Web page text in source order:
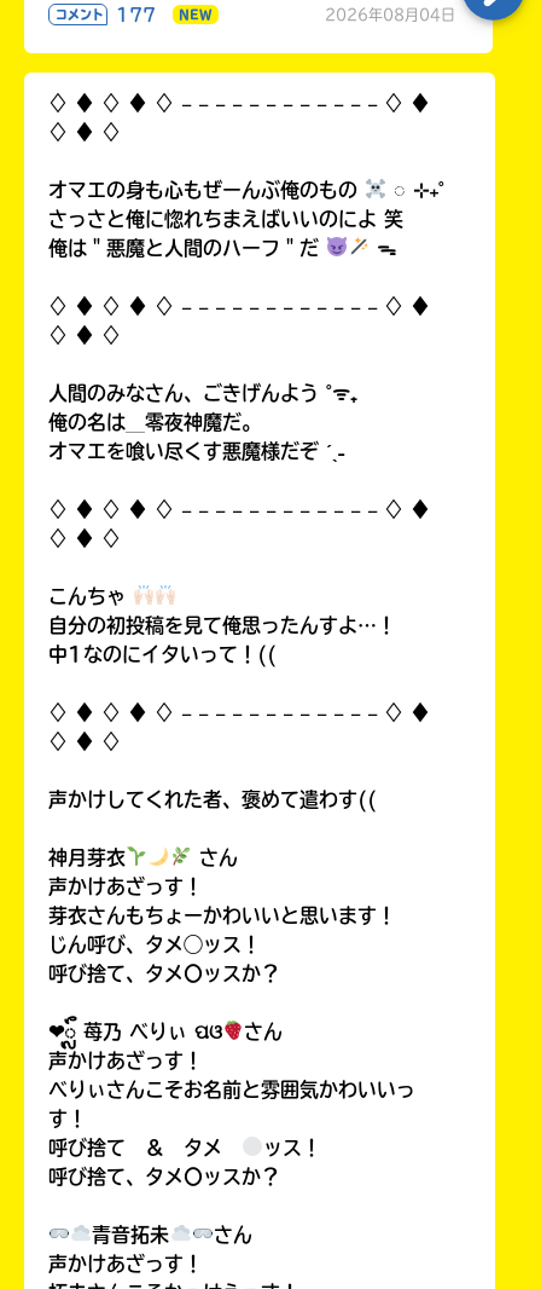
コメント 177 NEW 2026年08月04日
♢ ♦︎ ♢ ♦︎ ♢ 𓐄 𓐄 𓐄 𓐄 𓐄 𓐄 𓐄 𓐄 𓐄 𓐄 𓐄 𓐄 ♢ ♦︎
♢ ♦︎ ♢
オマエの身も心もぜーんぶ俺のもの
◌ ⊹₊˚
さっさと俺に惚れちまえばいいのによ 笑
俺は＂悪魔と人間のハーフ＂だ
ᯓ
♢ ♦︎ ♢ ♦︎ ♢ 𓐄 𓐄 𓐄 𓐄 𓐄 𓐄 𓐄 𓐄 𓐄 𓐄 𓐄 𓐄 ♢ ♦︎
♢ ♦︎ ♢
人間のみなさん、ごきげんよう ˚ᯤ₊
俺の名は＿零夜神魔だ。
オマエを喰い尽くす悪魔様だぞ ˊˎ˗
♢ ♦︎ ♢ ♦︎ ♢ 𓐄 𓐄 𓐄 𓐄 𓐄 𓐄 𓐄 𓐄 𓐄 𓐄 𓐄 𓐄 ♢ ♦︎
♢ ♦︎ ♢
こんちゃ
自分の初投稿を見て俺思ったんすよ…！
中1なのにイタいって！((
♢ ♦︎ ♢ ♦︎ ♢ 𓐄 𓐄 𓐄 𓐄 𓐄 𓐄 𓐄 𓐄 𓐄 𓐄 𓐄 𓐄 ♢ ♦︎
♢ ♦︎ ♢
声かけしてくれた者、褒めて遣わす((
神月芽衣
さん
声かけあざっす！
芽衣さんもちょーかわいいと思います！
じん呼び、タメ◯ッス！
呼び捨て、タメ〇ッスか？
❤︎ᬼ 苺乃 べりぃ ପଓ
さん
声かけあざっす！
べりぃさんこそお名前と雰囲気かわいいっ
す！
呼び捨て ＆ タメ
ッス！
呼び捨て、タメ〇ッスか？
青音拓未
さん
声かけあざっす！